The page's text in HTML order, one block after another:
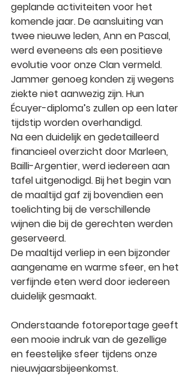
geplande activiteiten voor het
komende jaar. De aansluiting van
twee nieuwe leden, Ann en Pascal,
werd eveneens als een positieve
evolutie voor onze Clan vermeld.
Jammer genoeg konden zij wegens
ziekte niet aanwezig zijn. Hun
Écuyer-diploma’s zullen op een later
tijdstip worden overhandigd.
Na een duidelijk en gedetailleerd
financieel overzicht door Marleen,
Bailli-Argentier, werd iedereen aan
tafel uitgenodigd. Bij het begin van
de maaltijd gaf zij bovendien een
toelichting bij de verschillende
wijnen die bij de gerechten werden
geserveerd.
De maaltijd verliep in een bijzonder
aangename en warme sfeer, en het
verfijnde eten werd door iedereen
duidelijk gesmaakt.
Onderstaande fotoreportage geeft
een mooie indruk van de gezellige
en feestelijke sfeer tijdens onze
nieuwjaarsbijeenkomst.